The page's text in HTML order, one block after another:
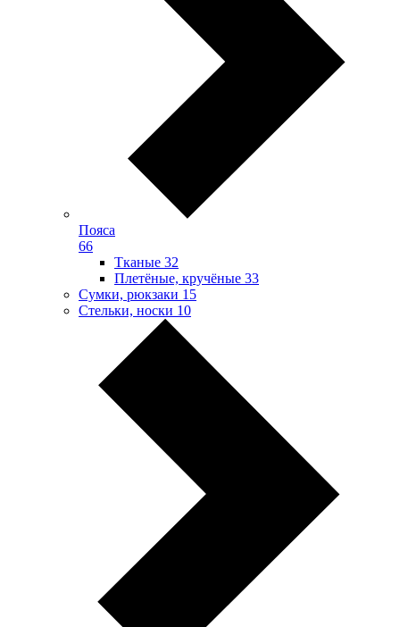
Пояса
66
Тканые 32
Плетёные, кручёные 33
Сумки, рюкзаки 15
Стельки, носки 10